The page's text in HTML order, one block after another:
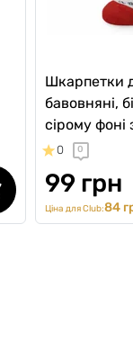
Шкарпетки
бавовняні,
сірому фоні
0 0
99 грн
Ціна для Club:84